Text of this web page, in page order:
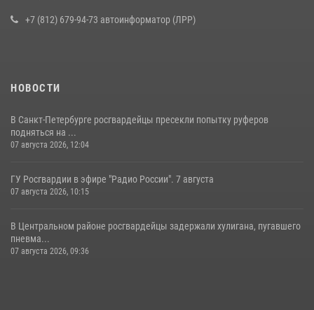
+7 (812) 679-94-73 автоинформатор (ЛРР)
НОВОСТИ
В Санкт-Петербурге росгвардейцы пресекли попытку руферов
подняться на ...
07 августа 2026, 12:04
ГУ Росгвардии в эфире "Радио России". 7 августа
07 августа 2026, 10:15
В Центральном районе росгвардейцы задержали хулигана, пугавшего
пневма...
07 августа 2026, 09:36